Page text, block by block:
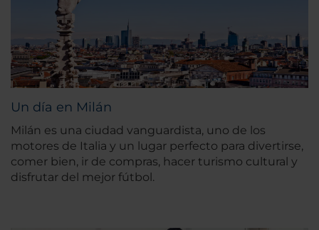
Un día en Milán
Milán es una ciudad vanguardista, uno de los
motores de Italia y un lugar perfecto para divertirse,
comer bien, ir de compras, hacer turismo cultural y
disfrutar del mejor fútbol.